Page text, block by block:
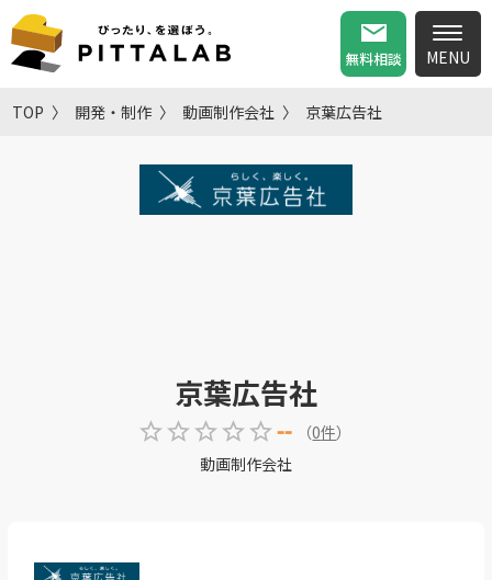
無料相談
TOP 開発・制作 動画制作会社 京葉広告社
京葉広告社
-- （0件）
動画制作会社